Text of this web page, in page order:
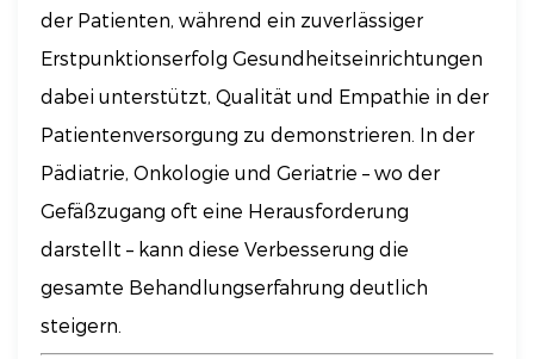
der Patienten, während ein zuverlässiger
Erstpunktionserfolg Gesundheitseinrichtungen
dabei unterstützt, Qualität und Empathie in der
Patientenversorgung zu demonstrieren. In der
Pädiatrie, Onkologie und Geriatrie – wo der
Gefäßzugang oft eine Herausforderung
darstellt – kann diese Verbesserung die
gesamte Behandlungserfahrung deutlich
steigern.